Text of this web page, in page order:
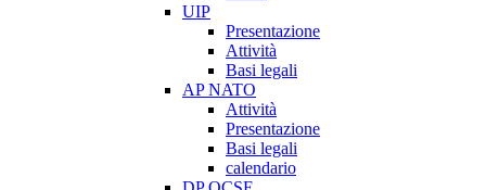
UIP
Presentazione
Attività
Basi legali
AP NATO
Attività
Presentazione
Basi legali
calendario